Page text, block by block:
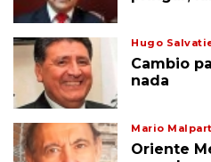
Hugo
Cambio
nada
Mario
Oriente